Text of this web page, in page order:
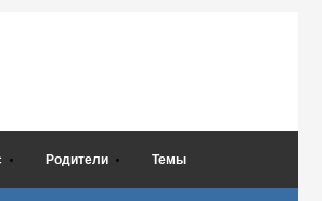
Родители Темы